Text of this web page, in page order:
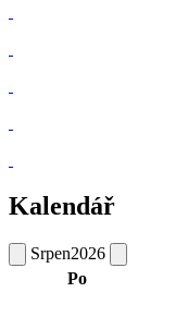
Kalendář
Srpen2026
Po